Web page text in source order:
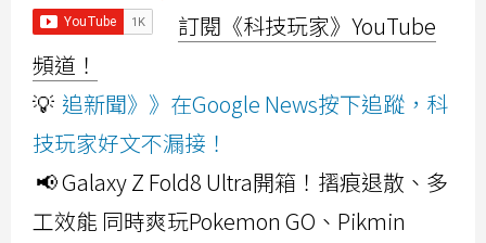
訂閱《科技玩家》YouTube
頻道！
💡 追新聞》》在Google News按下追蹤，科
技玩家好文不漏接！
📢 Galaxy Z Fold8 Ultra開箱！摺痕退散、多
工效能 同時爽玩Pokemon GO、Pikmin